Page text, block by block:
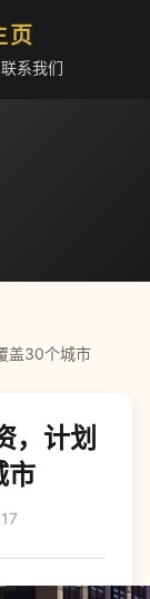
页
联系我们
盖30个城市
，计划
市